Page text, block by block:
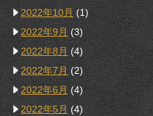
2022年10月 (1)
2022年9月 (3)
2022年8月 (4)
2022年7月 (2)
2022年6月 (4)
2022年5月 (4)